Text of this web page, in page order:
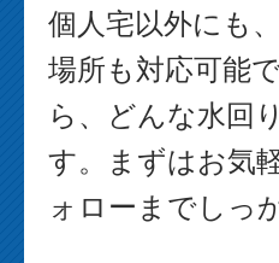
個人宅以外にも
場所も対応可能
ら、どんな水回
す。まずはお気
ォローまでしっ